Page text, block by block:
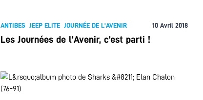
ANTIBES JEEP ELITE JOURNÉE DE L'AVENIR 10 Avril 2018
Les Journées de l’Avenir, c’est parti !